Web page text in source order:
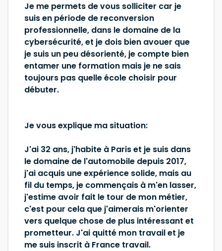
Je me permets de vous solliciter car je
suis en période de reconversion
professionnelle, dans le domaine de la
cybersécurité, et je dois bien avouer que
je suis un peu désorienté, je compte bien
entamer une formation mais je ne sais
toujours pas quelle école choisir pour
débuter.
Je vous explique ma situation:
J'ai 32 ans, j'habite à Paris et je suis dans
le domaine de l'automobile depuis 2017,
j'ai acquis une expérience solide, mais au
fil du temps, je commençais à m'en lasser,
j'estime avoir fait le tour de mon métier,
c'est pour cela que j'aimerais m'orienter
vers quelque chose de plus intéressant et
prometteur. J'ai quitté mon travail et je
me suis inscrit à France travail.